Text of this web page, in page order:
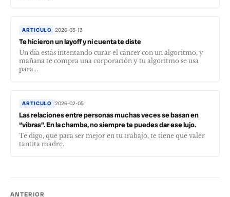
ARTICULO 2026-03-13
Te hicieron un layoff y ni cuenta te diste
Un día estás intentando curar el cáncer con un algoritmo, y
mañana te compra una corporación y tu algoritmo se usa
para...
ARTICULO 2026-02-05
Las relaciones entre personas muchas veces se basan en
“vibras”. En la chamba, no siempre te puedes dar ese lujo.
Te digo, que para ser mejor en tu trabajo, te tiene que valer
tantita madre.
ANTERIOR